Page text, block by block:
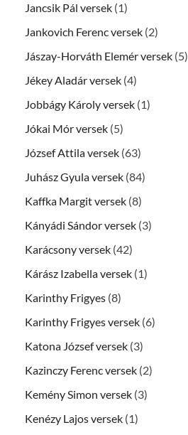
Jancsik Pál versek (1)
Jankovich Ferenc versek (2)
Jászay-Horváth Elemér versek (5)
Jékey Aladár versek (4)
Jobbágy Károly versek (1)
Jókai Mór versek (5)
József Attila versek (63)
Juhász Gyula versek (84)
Kaffka Margit versek (8)
Kányádi Sándor versek (3)
Karácsony versek (42)
Kárász Izabella versek (1)
Karinthy Frigyes (8)
Karinthy Frigyes versek (6)
Katona József versek (3)
Kazinczy Ferenc versek (2)
Kemény Simon versek (3)
Kenézy Lajos versek (1)